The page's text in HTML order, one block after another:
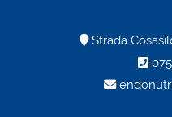
Strada